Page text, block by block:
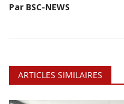
Par BSC-NEWS
ARTICLES SIMILAIRES